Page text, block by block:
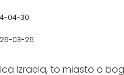
04-30
03-26
Izraela, to miasto o